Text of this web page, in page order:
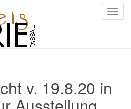
S
v. 19.8.20 in